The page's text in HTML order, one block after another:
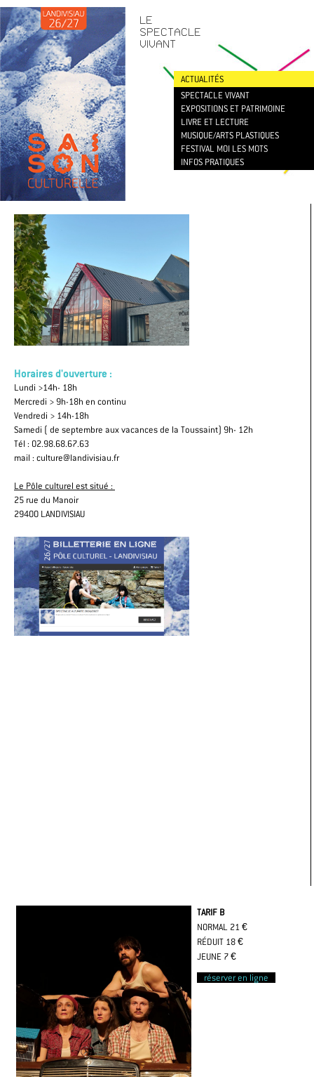
LE
SPECTACLE
VIVANT
ACTUALITÉS
SPECTACLE VIVANT
EXPOSITIONS ET PATRIMOINE
LIVRE ET LECTURE
MUSIQUE/ARTS PLASTIQUES
FESTIVAL MOI LES MOTS
INFOS PRATIQUES
Horaires d'ouverture :
Lundi >14h- 18h
Mercredi > 9h-18h en continu
Vendredi > 14h-18h
Samedi ( de septembre aux vacances de la Toussaint) 9h- 12h
Tél : 02.98.68.67.63
mail : culture@landivisiau.fr
Le Pôle culturel est situé :
25 rue du Manoir
29400 LANDIVISIAU
TARIF B
NORMAL 21 €
RÉDUIT 18 €
JEUNE 7 €
réserver en ligne